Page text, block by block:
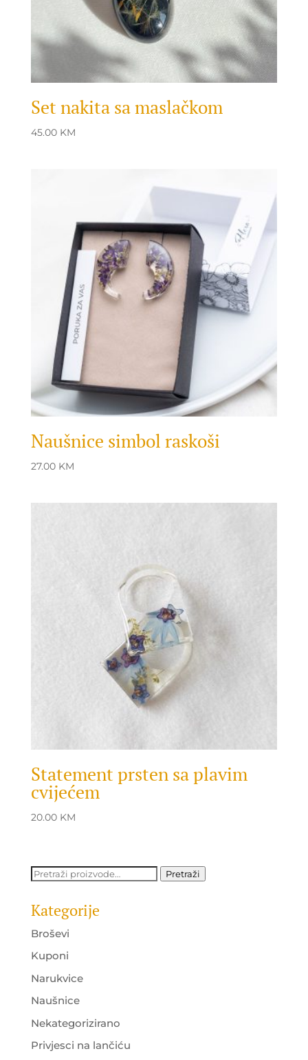
Set nakita sa maslačkom
45.00 KM
Naušnice simbol raskoši
27.00 KM
Statement prsten sa plavim
cvijećem
20.00 KM
Pretraži: Pretraži
Kategorije
Broševi
Kuponi
Narukvice
Naušnice
Nekategorizirano
Privjesci na lančiću